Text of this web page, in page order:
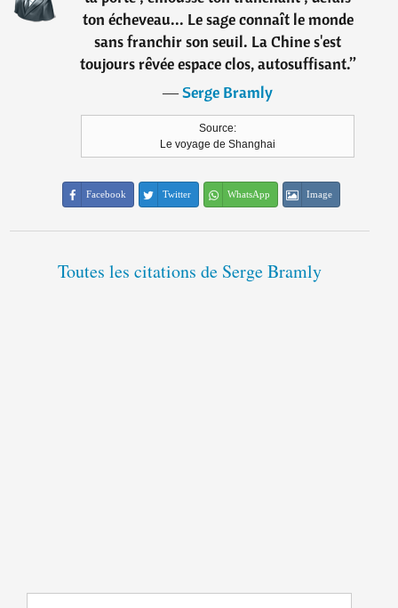
ton écheveau... Le sage connaît le monde
sans franchir son seuil. La Chine s'est
toujours rêvée espace clos, autosuffisant.”
―Serge Bramly
Source:
Le voyage de Shanghai
Facebook Twitter WhatsApp Image
Toutes les citations de Serge Bramly